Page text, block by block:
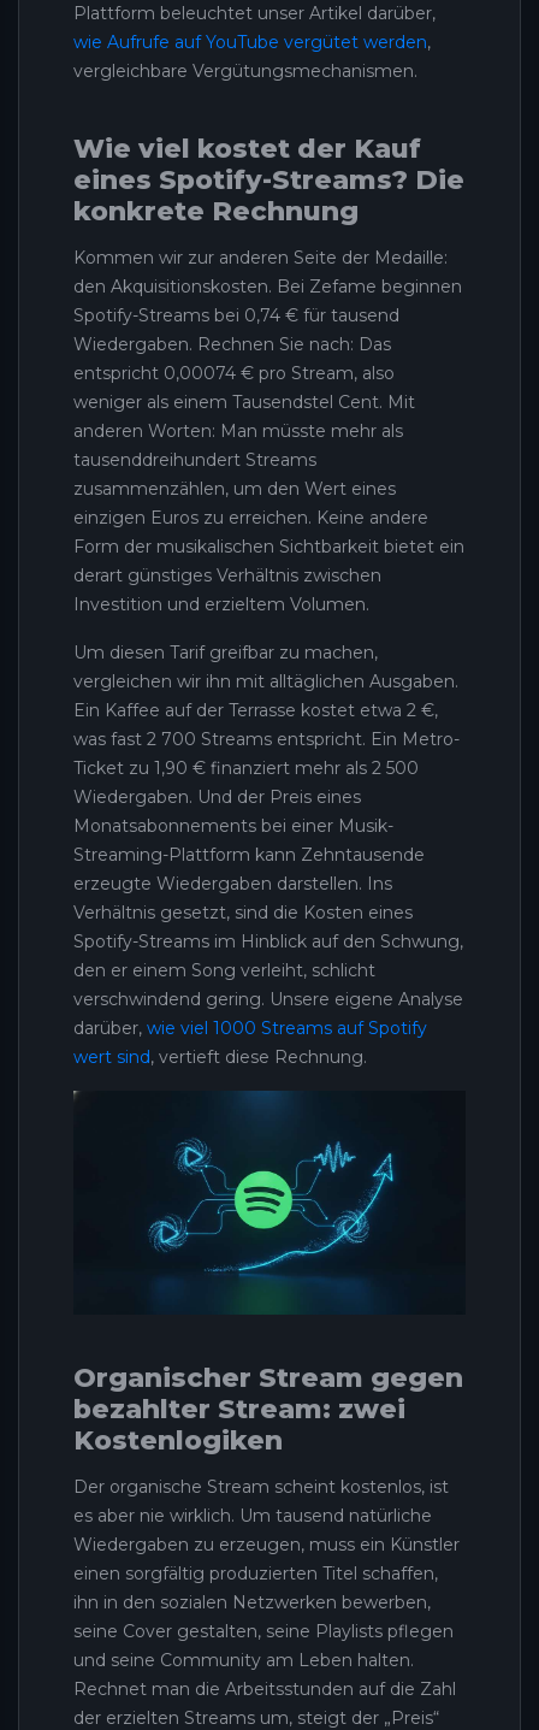
Plattform beleuchtet unser Artikel darüber,
wie Aufrufe auf YouTube vergütet werden,
vergleichbare Vergütungsmechanismen.
Wie viel kostet der Kauf
eines Spotify-Streams? Die
konkrete Rechnung
Kommen wir zur anderen Seite der Medaille:
den Akquisitionskosten. Bei Zefame beginnen
Spotify-Streams bei 0,74 € für tausend
Wiedergaben. Rechnen Sie nach: Das
entspricht 0,00074 € pro Stream, also
weniger als einem Tausendstel Cent. Mit
anderen Worten: Man müsste mehr als
tausenddreihundert Streams
zusammenzählen, um den Wert eines
einzigen Euros zu erreichen. Keine andere
Form der musikalischen Sichtbarkeit bietet ein
derart günstiges Verhältnis zwischen
Investition und erzieltem Volumen.
Um diesen Tarif greifbar zu machen,
vergleichen wir ihn mit alltäglichen Ausgaben.
Ein Kaffee auf der Terrasse kostet etwa 2 €,
was fast 2 700 Streams entspricht. Ein Metro-
Ticket zu 1,90 € finanziert mehr als 2 500
Wiedergaben. Und der Preis eines
Monatsabonnements bei einer Musik-
Streaming-Plattform kann Zehntausende
erzeugte Wiedergaben darstellen. Ins
Verhältnis gesetzt, sind die Kosten eines
Spotify-Streams im Hinblick auf den Schwung,
den er einem Song verleiht, schlicht
verschwindend gering. Unsere eigene Analyse
darüber, wie viel 1000 Streams auf Spotify
wert sind, vertieft diese Rechnung.
Organischer Stream gegen
bezahlter Stream: zwei
Kostenlogiken
Der organische Stream scheint kostenlos, ist
es aber nie wirklich. Um tausend natürliche
Wiedergaben zu erzeugen, muss ein Künstler
einen sorgfältig produzierten Titel schaffen,
ihn in den sozialen Netzwerken bewerben,
seine Cover gestalten, seine Playlists pflegen
und seine Community am Leben halten.
Rechnet man die Arbeitsstunden auf die Zahl
der erzielten Streams um, steigt der „Preis“